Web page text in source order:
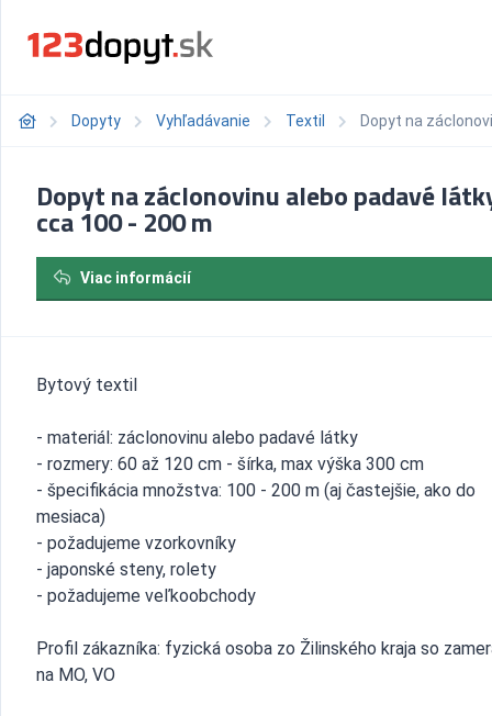
Dopyty Vyhľadávanie Textil Dopyt na
Dopyt na záclonovinu alebo padavé
cca 100 - 200 m
Viac informácií
Bytový textil
- materiál: záclonovinu alebo padavé látky
- rozmery: 60 až 120 cm - šírka, max výška 300 cm
- špecifikácia množstva: 100 - 200 m (aj častejšie, ako do
mesiaca)
- požadujeme vzorkovníky
- japonské steny, rolety
- požadujeme veľkoobchody
Profil zákazníka: fyzická osoba zo Žilinského kraja so
na MO, VO